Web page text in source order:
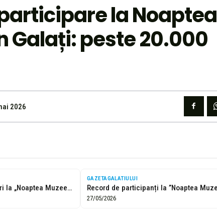
la Noaptea
Galați: peste 20.000
2026
Peste 20.000 de vizitatori la „Noaptea Muzeelor” din Galați
GAZETAGALATIULUI
27/05/2026